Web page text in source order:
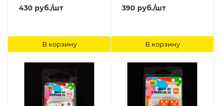
430 руб./шт
В корзину
390 руб./шт
В корзину